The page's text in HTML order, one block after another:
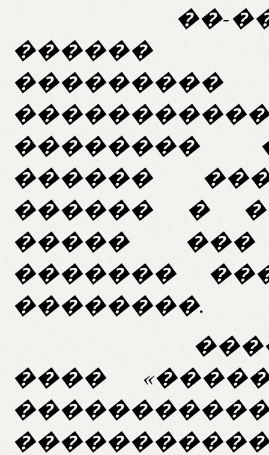
��-
������
��������
������
������ �
�����
�������
��������.
����